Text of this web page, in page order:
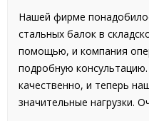
Нашей фирме
стальных балок в
помощью, и компания
подробную
качественно, и теперь
значительные нагрузки.